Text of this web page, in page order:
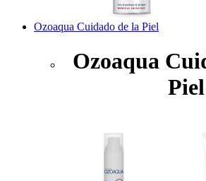
Ozoaqua Cuidado de la Piel
Ozoaqua
Piel